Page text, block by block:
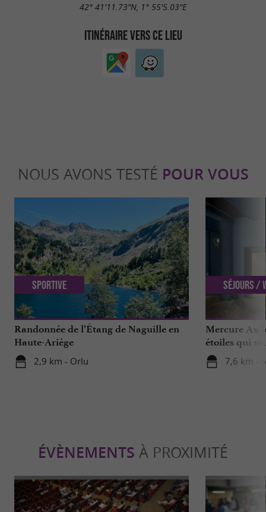
42° 41'11.73"N, 1° 55'5.03"E
ITINÉRAIRE VERS CE LIEU
NOUS AVONS TESTÉ POUR VOUS
Randonnée de l’Étang de Naguille en
Haute-Ariège
2,9 km - Orlu
Sportive
Mercure Ax-
étoiles qui
7,6 km -
Séjours /
ÉVÈNEMENTS À PROXIMITÉ